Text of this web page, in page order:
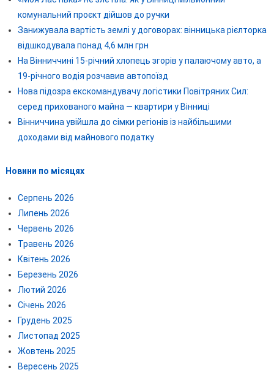
комунальний проєкт дійшов до ручки
Занижувала вартість землі у договорах: вінницька рієлторка
відшкодувала понад 4,6 млн грн
На Вінниччині 15-річний хлопець згорів у палаючому авто, а
19-річного водія розчавив автопоїзд
Нова підозра екскомандувачу логістики Повітряних Сил:
серед прихованого майна — квартири у Вінниці
Вінниччина увійшла до сімки регіонів із найбільшими
доходами від майнового податку
Новини по місяцях
Серпень 2026
Липень 2026
Червень 2026
Травень 2026
Квітень 2026
Березень 2026
Лютий 2026
Січень 2026
Грудень 2025
Листопад 2025
Жовтень 2025
Вересень 2025